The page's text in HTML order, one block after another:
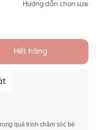
Hướng dẫn chọn size
Hết hàng
quá trình chăm sóc bé